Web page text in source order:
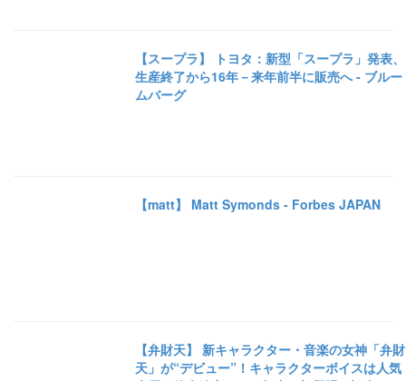
【スープラ】 トヨタ：新型「スープラ」発表、
生産終了から16年－来年前半に販売へ - ブルー
ムバーグ
【matt】 Matt Symonds - Forbes JAPAN
【弁財天】 新キャラクター・音楽の女神「弁財
天」が“デビュー”！キャラクターボイスは人気